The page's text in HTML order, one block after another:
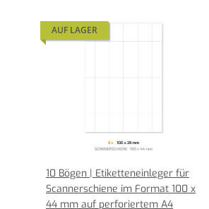
AUF LAGER
10 Bögen | Etiketteneinleger für
Scannerschiene im Format 100 x
44 mm auf perforiertem A4